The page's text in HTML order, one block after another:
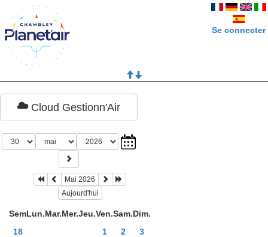
Se connecter
Cloud Gestionn'Air
Mai 2026
Aujourd'hui
SemLun.Mar.Mer.Jeu.Ven.Sam.Dim.
18
1 2
3